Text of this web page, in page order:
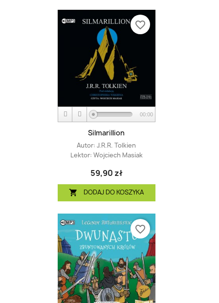
00:00
Silmarillion
Autor: J.R.R. Tolkien
Lektor: Wojciech Masiak
59,90 zł
 DODAJ DO KOSZYKA
favorite_border
favorite_border